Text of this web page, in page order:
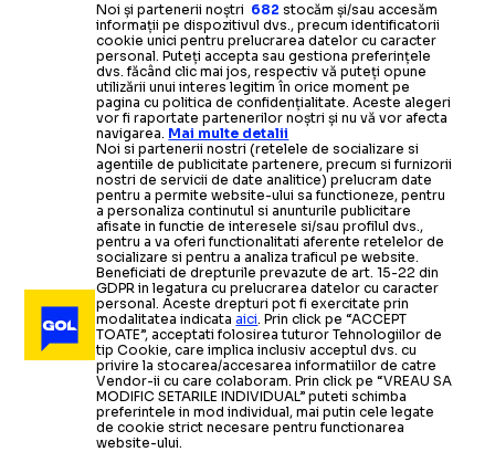
Noi și partenerii noștri 682 stocăm și/sau accesăm
informații pe dispozitivul dvs., precum identificatorii
cookie unici pentru prelucrarea datelor cu caracter
personal. Puteți accepta sau gestiona preferințele
dvs. făcând clic mai jos, respectiv vă puteți opune
utilizării unui interes legitim în orice moment pe
pagina cu politica de confidențialitate. Aceste alegeri
vor fi raportate partenerilor noștri și nu vă vor afecta
navigarea. Mai multe detalii
Noi si partenerii nostri (retelele de socializare si
agentiile de publicitate partenere, precum si furnizorii
nostri de servicii de date analitice) prelucram date
pentru a permite website-ului sa functioneze, pentru
a personaliza continutul si anunturile publicitare
afisate in functie de interesele si/sau profilul dvs.,
pentru a va oferi functionalitati aferente retelelor de
socializare si pentru a analiza traficul pe website.
Beneficiati de drepturile prevazute de art. 15-22 din
GDPR in legatura cu prelucrarea datelor cu caracter
personal. Aceste drepturi pot fi exercitate prin
modalitatea indicataaici. Prin click pe “ACCEPT
TOATE”, acceptati folosirea tuturor Tehnologiilor de
tip Cookie, care implica inclusiv acceptul dvs. cu
privire la stocarea/accesarea informatiilor de catre
Vendor-ii cu care colaboram. Prin click pe “VREAU SA
MODIFIC SETARILE INDIVIDUAL” puteti schimba
preferintele in mod individual, mai putin cele legate
de cookie strict necesare pentru functionarea
website-ului.